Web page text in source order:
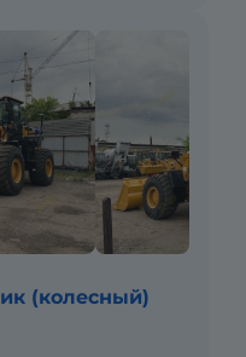
(колесный)